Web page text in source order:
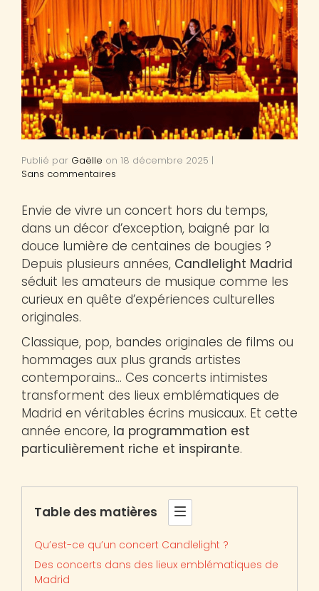
Publié par Gaëlle on 18 décembre 2025 |
Sans commentaires
Envie de vivre un concert hors du temps,
dans un décor d’exception, baigné par la
douce lumière de centaines de bougies ?
Depuis plusieurs années, Candlelight Madrid
séduit les amateurs de musique comme les
curieux en quête d’expériences culturelles
originales.
Classique, pop, bandes originales de films ou
hommages aux plus grands artistes
contemporains… Ces concerts intimistes
transforment des lieux emblématiques de
Madrid en véritables écrins musicaux. Et cette
année encore, la programmation est
particulièrement riche et inspirante.
Table des matières
Qu’est-ce qu’un concert Candlelight ?
Des concerts dans des lieux emblématiques de
Madrid